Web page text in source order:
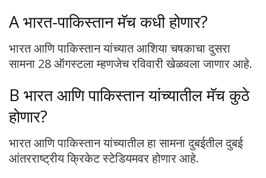
A भारत-पाकिस्तान मॅच कधी होणार?
भारत आणि पाकिस्तान यांच्यात आशिया चषकाचा दुसरा
सामना 28 ऑगस्टला म्हणजेच रविवारी खेळवला जाणार आहे.
B भारत आणि पाकिस्तान यांच्यातील मॅच कुठे
होणार?
भारत आणि पाकिस्तान यांच्यातील हा सामना दुबईतील दुबई
आंतरराष्ट्रीय क्रिकेट स्टेडियमवर होणार आहे.